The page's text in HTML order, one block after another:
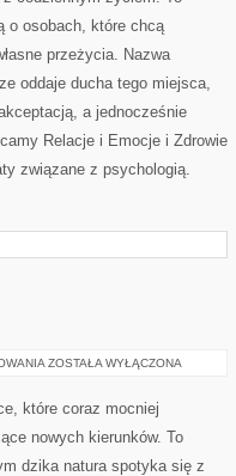
o osobach, które chcą
przeżycia. Nazwa
oddaje ducha tego miejsca,
a jednocześnie
Relacje i Emocje i Zdrowie
związane z psychologią.
PRZYRODA
ZOSTAŁA WYŁĄCZONA
które coraz mocniej
nowych kierunków. To
dzika natura spotyka się z